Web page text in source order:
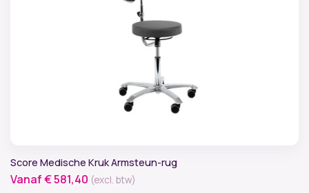
Score Medische Kruk Armsteun-rug
Vanaf€581,40 (excl. btw)